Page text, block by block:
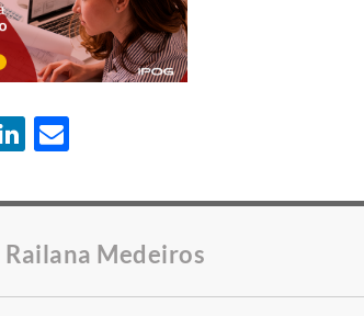
Railana Medeiros